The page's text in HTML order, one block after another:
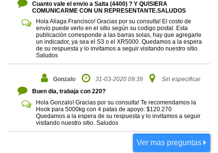
Cuanto vale el envio a Salta (4400) ? Y QUISIERA
COMUNICARME CON UN REPRESENTANTE.SALUDOS
Hola Aliaga Francisco! Gracias por su consulta! El costo de
envío puede verlo en el sitio según su codigo postal. Esta
publicación corresponde a las barras solas, hay que agregarle
un indicador, ya sea el S3 o el XR5000. Quedamos a la espera
de su respuesta y lo invitamos a seguir visitando nuestro sitio.
Saludos
Gonzalo 31-03-2020 09:39
Sin especificar
Buen dia, trabaja con 220?
Hola Gonzalo! Gracias por su consulta! Te recomendamos la
Hook para 5000kg con 4 patas de apoyo: $120.270
Quedamos a la espera de su respuesta y lo invitamos a seguir
visitando nuestro sitio. Saludos
Ver mas preguntas